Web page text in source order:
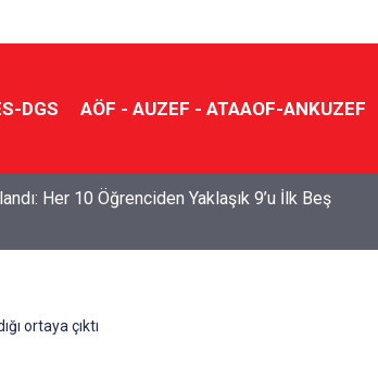
DGS AÖF - AUZEF - ATAAOF-ANKUZEF
Her 10 Öğrenciden Yaklaşık 9’u İlk Beş
ortaya çıktı